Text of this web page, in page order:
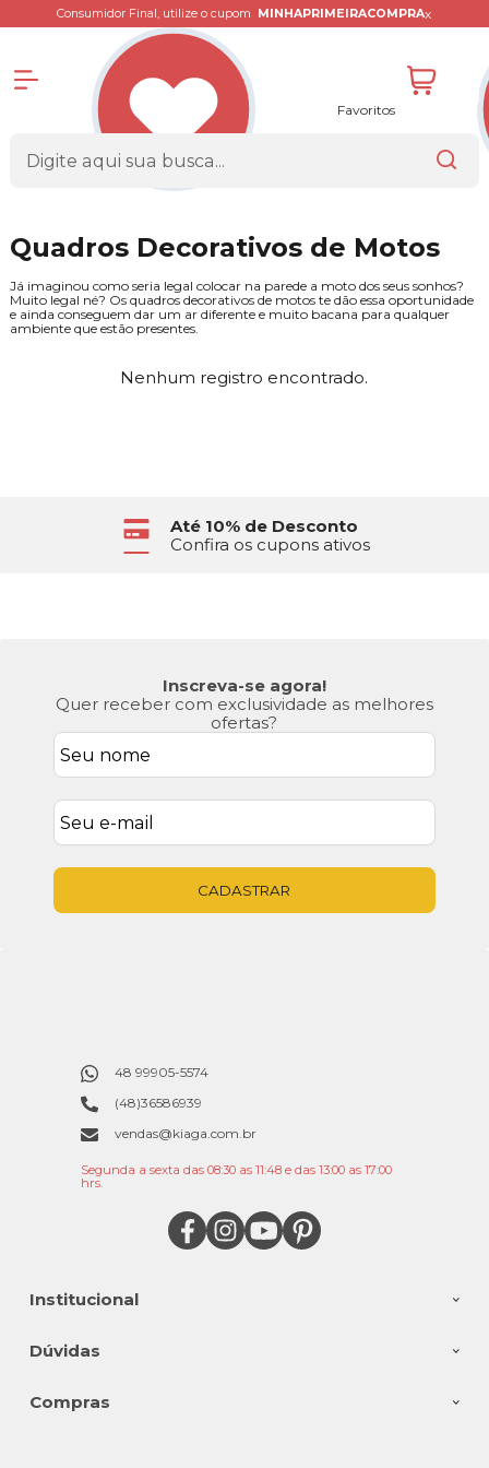
Consumidor Final, utilize o cupom MINHAPRIMEIRACOMPRAx
Favoritos
Quadros Decorativos de Motos
Já imaginou como seria legal colocar na parede a moto dos seus sonhos?
Muito legal né? Os quadros decorativos de motos te dão essa oportunidade
e ainda conseguem dar um ar diferente e muito bacana para qualquer
ambiente que estão presentes.
Nenhum registro encontrado.
Até 10% de Desconto
Confira os cupons ativos
Inscreva-se agora!
Quer receber com exclusividade as melhores
ofertas?
CADASTRAR
Institucional
Dúvidas
Compras
48 99905-5574
(48)36586939
vendas@kiaga.com.br
Segunda a sexta das 08:30 as 11:48 e das 13:00 as 17:00
hrs.